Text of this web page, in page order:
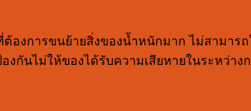
องการขนย้ายสิ่งของน้ำหนักมาก ไม่สามาร
กันไม่ให้ของได้รับความเสียหายในระหว่า